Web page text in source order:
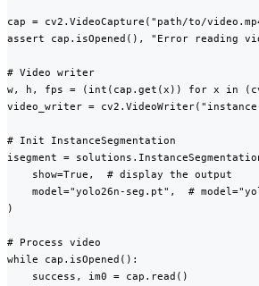
cap = cv2.VideoCapture("path/to/
assert cap.isOpened(), "Error reading
# Video writer
w, h, fps = (int(cap.get(x)) for x in
video_writer =
# Init InstanceSegmentation
isegment =
    show=True,  # display the output
model="yolo26n-seg.pt",  #
)
# Process video
while cap.isOpened():
    success, im0 = cap.read()